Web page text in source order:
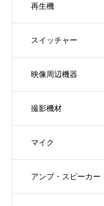
再生機
スイッチャー
映像周辺機器
撮影機材
マイク
アンプ・スピーカー